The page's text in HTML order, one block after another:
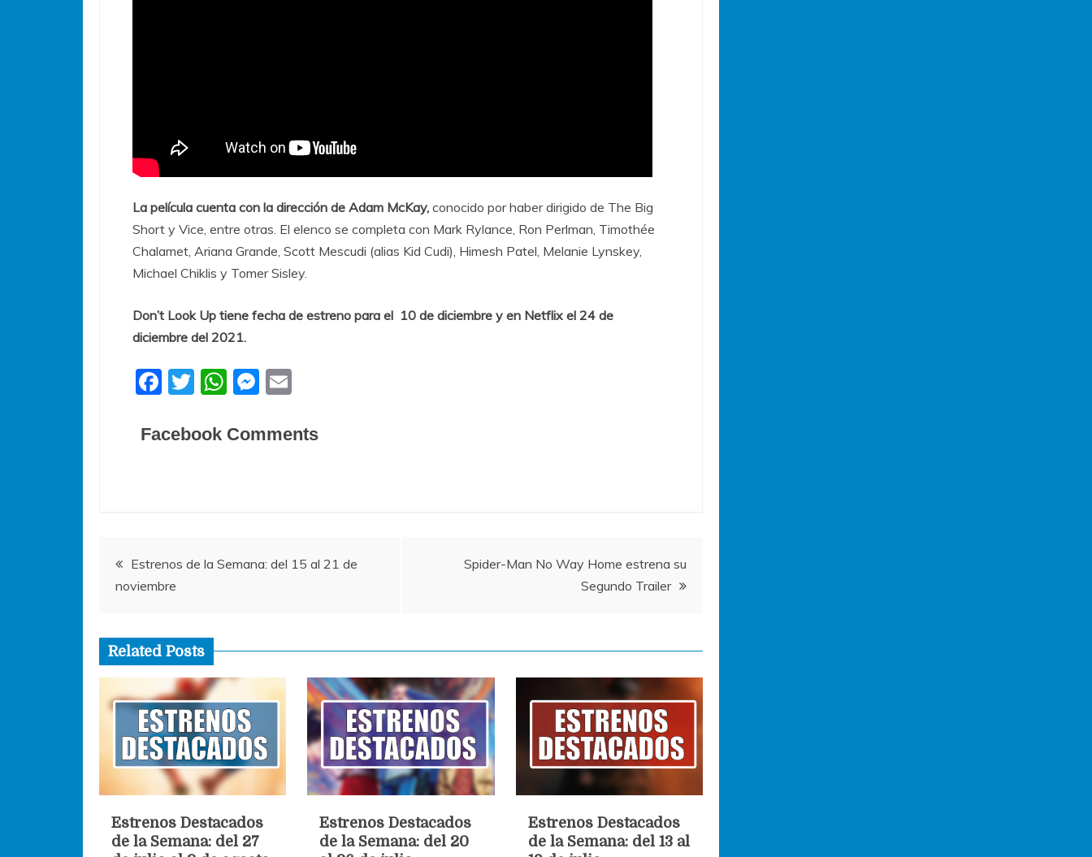
La película cuenta con la dirección de Adam McKay, conocido por haber dirigido de The Big
Short y Vice, entre otras. El elenco se completa con Mark Rylance, Ron Perlman, Timothée
Chalamet, Ariana Grande, Scott Mescudi (alias Kid Cudi), Himesh Patel, Melanie Lynskey,
Michael Chiklis y Tomer Sisley.
Don’t Look Up tiene fecha de estreno para el 10 de diciembre y en Netflix el 24 de
diciembre del 2021.
F
c
k
T
itt
W
at
M
ss ai
Facebook Comments
Navegación
entradas
Estrenos de la Semana: del 15 al 21 de
noviembre
Spider-Man No Way Home estrena su
Segundo Trailer
Related Posts
Estrenos Destacados
de la Semana: del 27
Estrenos Destacados
de la Semana: del 20
Estrenos Destacados
de la Semana: del 13 al